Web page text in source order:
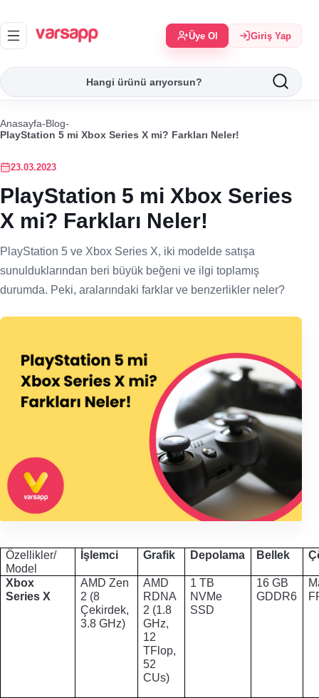
Üye Ol Giriş Yap
Anasayfa-Blog-
PlayStation 5 mi Xbox Series X mi? Farkları Neler!
23.03.2023
PlayStation 5 mi Xbox Series
X mi? Farkları Neler!
PlayStation 5 ve Xbox Series X, iki modelde satışa
sunulduklarından beri büyük beğeni ve ilgi toplamış
durumda. Peki, aralarındaki farklar ve benzerlikler neler?
Özellikler/
Model
İşlemci Grafik Depolama Bellek
Xbox
Series X
AMD Zen
2 (8
Çekirdek,
3.8 GHz)
AMD
RDNA
2 (1.8
GHz,
12
TFlop,
52
CUs)
1 TB
NVMe
SSD
16 GB
GDDR6